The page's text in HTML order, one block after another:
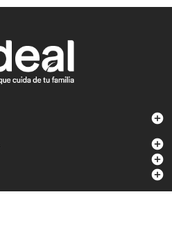



